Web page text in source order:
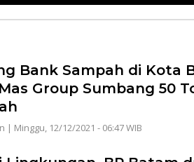
Bank Sampah di Kota
Group Sumbang 50
| Minggu, 12/12/2021 - 06:47 WIB